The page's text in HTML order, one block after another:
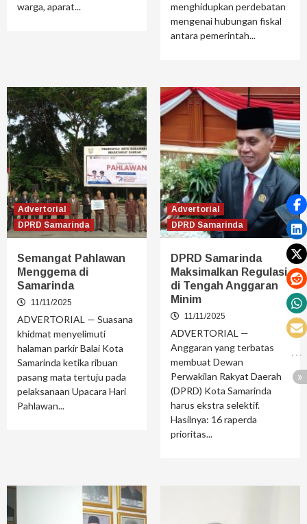
warga, aparat...
menghidupkan perdebatan
mengenai hubungan fiskal
antara pemerintah...
Advertorial
DPRD Samarinda
Semangat Pahlawan
Menggema di
Samarinda
11/11/2025
ADVERTORIAL — Suasana
khidmat menyelimuti
halaman parkir Balai Kota
Samarinda ketika ribuan
pasang mata tertuju pada
pelaksanaan Upacara Hari
Pahlawan...
Advertorial
DPRD Samarinda
DPRD Samarinda
Maksimalkan Regulasi
di Tengah Anggaran
Minim
11/11/2025
ADVERTORIAL —
Anggaran yang terbatas
membuat Dewan
Perwakilan Rakyat Daerah
(DPRD) Kota Samarinda
harus ekstra selektif.
Hasilnya: 16 raperda
prioritas...